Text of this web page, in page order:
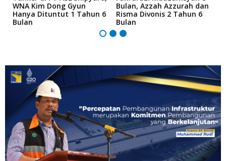
WNA Kim Dong Gyun
Hanya Dituntut 1 Tahun 6
Bulan
Bulan, Azzah Azzurah dan
Risma Divonis 2 Tahun 6
Bulan